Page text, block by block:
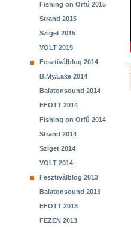
Fishing on Orfű 2015
Strand 2015
Sziget 2015
VOLT 2015
Fesztiválblog 2014
B.My.Lake 2014
Balatonsound 2014
EFOTT 2014
Fishing on Orfű 2014
Strand 2014
Sziget 2014
VOLT 2014
Fesztiválblog 2013
Balatonsound 2013
EFOTT 2013
FEZEN 2013